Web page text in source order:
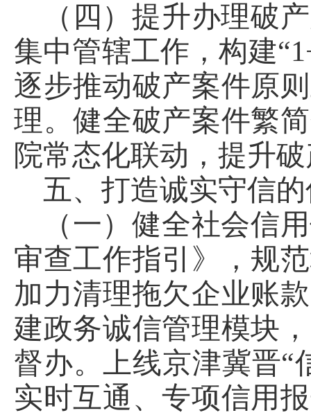
（四）提升办理破
集中管辖工作，构建
逐步推动破产案件原
理。健全破产案件繁
院常态化联动，提升
五、打造诚实守信
（一）健全社会信
审查工作指引》，规
加力清理拖欠企业账
建政务诚信管理模块
督办。上线京津冀晋“
实时互通、专项信用